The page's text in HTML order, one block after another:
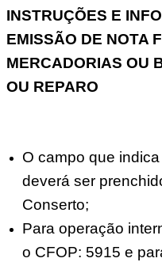
INSTRUÇÕES E
EMISSÃO DE NOTA
MERCADORIAS OU
OU REPARO
O campo que
deverá ser
Conserto;
Para operação
o CFOP: 5915 e